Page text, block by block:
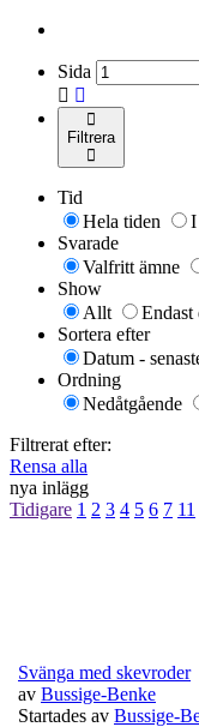
Sida
Filtrera
Tid
Hela tiden
I
Svarade
Valfritt ämne
Show
Allt
Endast
Sortera efter
Datum -
Ordning
Nedåtgående
Filtrerat efter:
Rensa alla
nya inlägg
Tidigare 1 2 3 4 5 6 7 11
Svänga med skevroder
av Bussige-Benke
Startades av Bussige-